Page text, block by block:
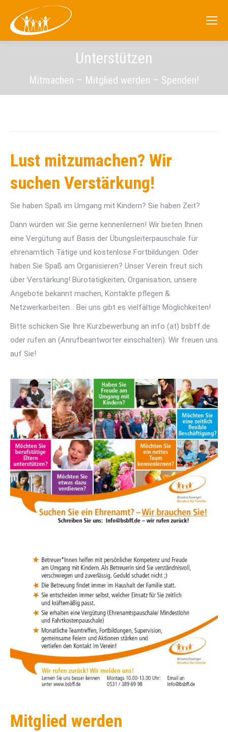
Unterstützen
Mitmachen – Mitglied werden – Spenden!
Lust mitzumachen? Wir
suchen Verstärkung!
Sie haben Spaß im Umgang mit Kindern? Sie haben Zeit?
Dann würden wir Sie gerne kennenlernen! Wir bieten Ihnen
eine Vergütung auf Basis der Übungsleiterpauschale für
ehrenamtlich Tätige und kostenlose Fortbildungen. Oder
haben Sie Spaß am Organisieren? Unser Verein freut sich
über Verstärkung! Bürotätigkeiten, Organisation, unsere
Angebote bekannt machen, Kontakte pflegen &
Netzwerkarbeiten… Bei uns gibt es vielfältige Möglichkeiten!
Bitte schicken Sie Ihre Kurzbewerbung an info (at) bsbff.de
oder rufen an (Anrufbeantworter einschalten). Wir freuen uns
auf Sie!
Mitglied werden